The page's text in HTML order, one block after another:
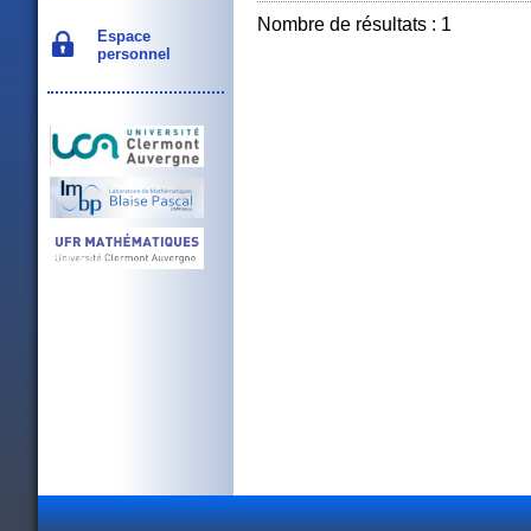
Espace
personnel
Nombre de résultats : 1